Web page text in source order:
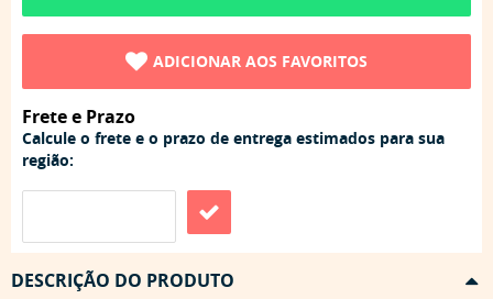
ADICIONAR AOS FAVORITOS
Frete e Prazo
Calcule o frete e o prazo de entrega estimados para sua
região:
DESCRIÇÃO DO PRODUTO